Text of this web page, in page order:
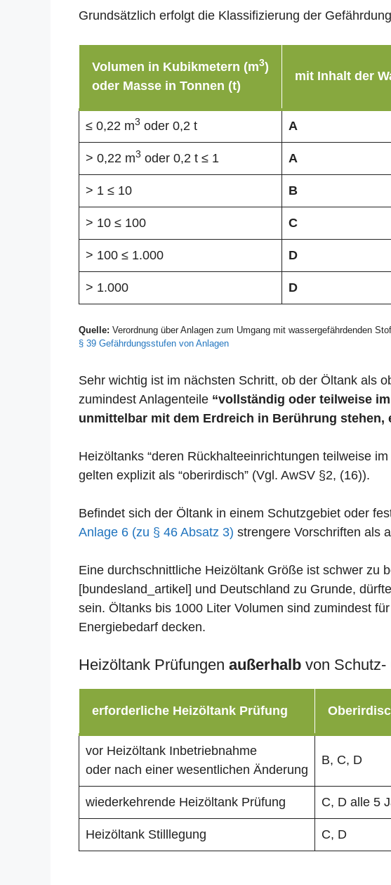
Grundsätzlich erfolgt die Klassifizierung der
Volumen in Kubikmetern (m3)
oder Masse in Tonnen (t)
mit Inhalt der
≤ 0,22 m3 oder 0,2 t A
> 0,22 m3 oder 0,2 t ≤ 1 A
> 1 ≤ 10 B
> 10 ≤ 100 C
> 100 ≤ 1.000 D
> 1.000 D
Quelle: Verordnung über Anlagen zum Umgang mit wassergefährdenden
§ 39 Gefährdungsstufen von Anlagen
Sehr wichtig ist im nächsten Schritt, ob der Öltank als
zumindest Anlagenteile “vollständig oder teilweise
unmittelbar mit dem Erdreich in Berührung stehen,
Heizöltanks “deren Rückhalteeinrichtungen teilweise
gelten explizit als “oberirdisch” (Vgl. AwSV §2, (16)).
Befindet sich der Öltank in einem Schutzgebiet oder
Anlage 6 (zu § 46 Absatz 3) strengere Vorschriften als
Eine durchschnittliche Heizöltank Größe ist schwer zu
[bundesland_artikel] und Deutschland zu Grunde,
sein. Öltanks bis 1000 Liter Volumen sind zumindest
Energiebedarf decken.
Heizöltank Prüfungen außerhalb von Schutz-
erforderliche Heizöltank Prüfung
vor Heizöltank Inbetriebnahme
oder nach einer wesentlichen Änderung
B, C, D
wiederkehrende Heizöltank Prüfung C, D alle 5
Heizöltank Stilllegung C, D